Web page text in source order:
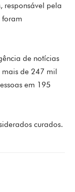
responsável pela
foram
de notícias
mais de 247 mil
em 195
curados.